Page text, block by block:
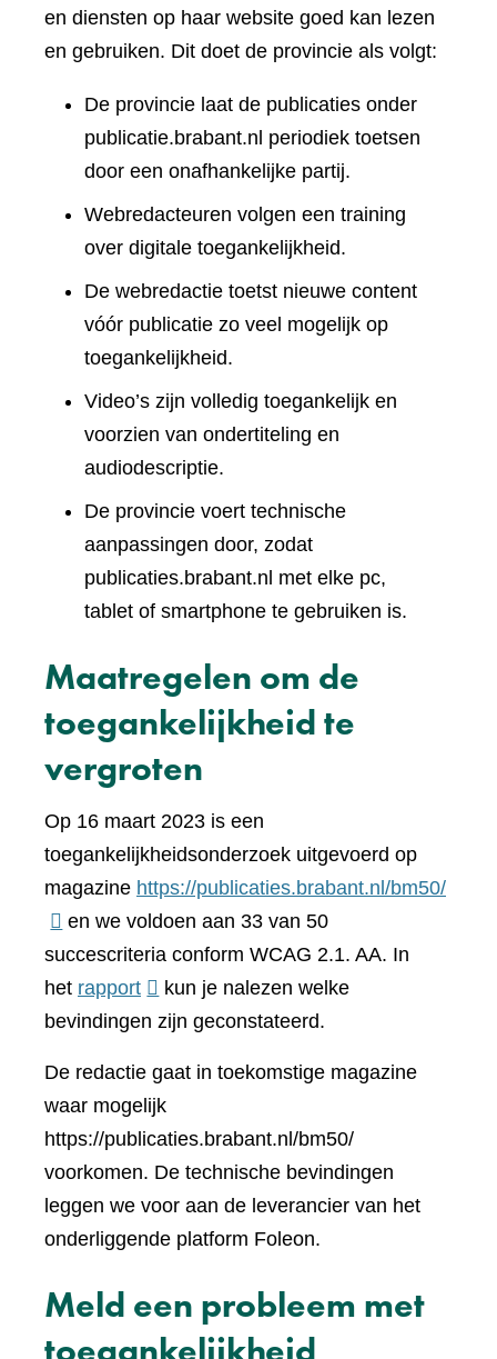
en diensten op haar website goed kan lezen
en gebruiken. Dit doet de provincie als volgt:
De provincie laat de publicaties onder
publicatie.brabant.nl periodiek toetsen
door een onafhankelijke partij.
Webredacteuren volgen een training
over digitale toegankelijkheid.
De webredactie toetst nieuwe content
vóór publicatie zo veel mogelijk op
toegankelijkheid.
Video’s zijn volledig toegankelijk en
voorzien van ondertiteling en
audiodescriptie.
De provincie voert technische
aanpassingen door, zodat
publicaties.brabant.nl met elke pc,
tablet of smartphone te gebruiken is.
Maatregelen om de
toegankelijkheid te
vergroten
Op 16 maart 2023 is een
toegankelijkheidsonderzoek uitgevoerd op
magazine https://publicaties.brabant.nl/bm50/
en we voldoen aan 33 van 50
succescriteria conform WCAG 2.1. AA. In
het rapport(verwijst
naar
andere
website)
kun je nalezen welke
bevindingen zijn geconstateerd.
De redactie gaat in toekomstige magazine
waar mogelijk
https://publicaties.brabant.nl/bm50/
voorkomen. De technische bevindingen
leggen we voor aan de leverancier van het
onderliggende platform Foleon.
Meld een probleem met